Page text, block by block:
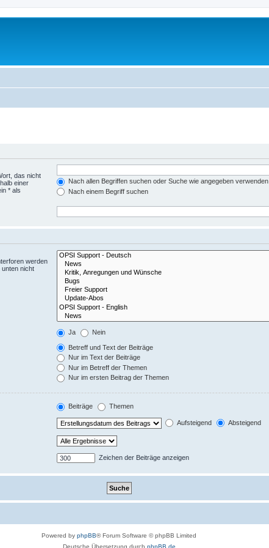
das nicht
einer
* als
Nach allen Begriffen suchen oder Suche wie angegeben verwenden
Nach einem Begriff suchen
werden
unten nicht
Ja Nein
Betreff und Text der Beiträge
Nur im Text der Beiträge
Nur im Betreff der Themen
Nur im ersten Beitrag der Themen
Beiträge Themen
Aufsteigend Absteigend
Zeichen der Beiträge anzeigen
Powered by phpBB® Forum Software © phpBB Limited
Deutsche Übersetzung durch phpBB.de